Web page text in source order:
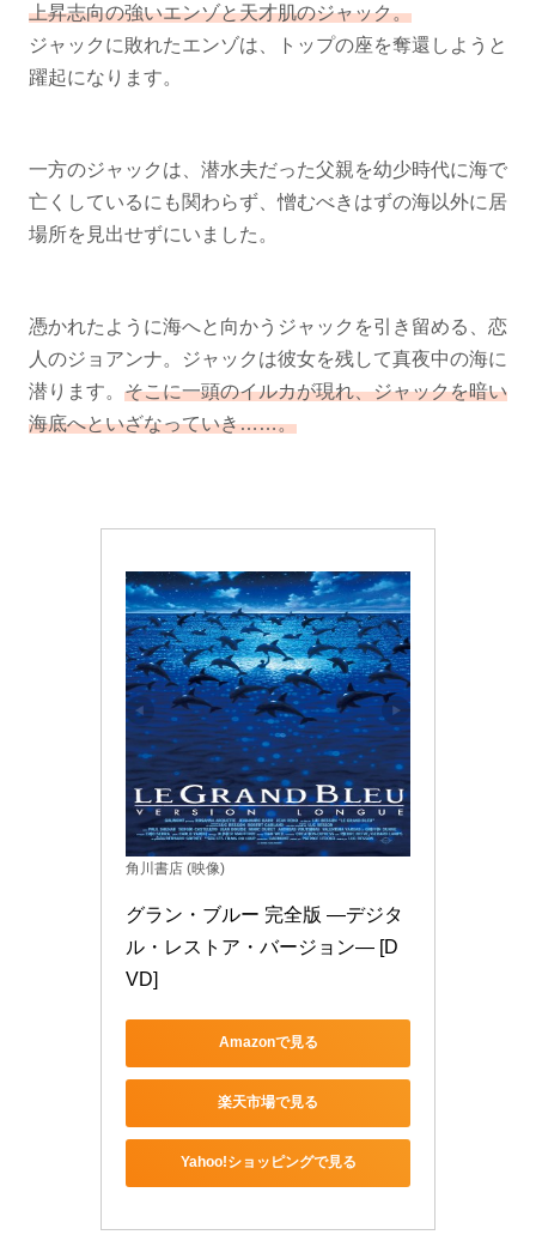
上昇志向の強いエンゾと天才肌のジャック。
ジャックに敗れたエンゾは、トップの座を奪還しようと
躍起になります。
一方のジャックは、潜水夫だった父親を幼少時代に海で
亡くしているにも関わらず、憎むべきはずの海以外に居
場所を見出せずにいました。
憑かれたように海へと向かうジャックを引き留める、恋
人のジョアンナ。ジャックは彼女を残して真夜中の海に
潜ります。 そこに一頭のイルカが現れ、ジャックを暗い
海底へといざなっていき……。
角川書店 (映像)
グラン・ブルー 完全版 ―デジタ
ル・レストア・バージョン― [D
VD]
Amazonで見る
楽天市場で見る
Yahoo!ショッピングで見る